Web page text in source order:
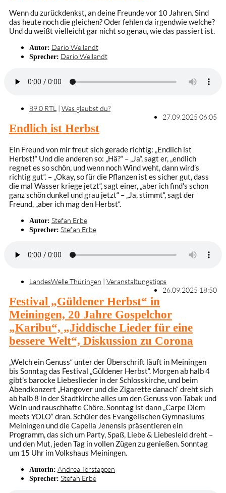
Wenn du zurückdenkst, an deine Freunde vor 10 Jahren. Sind
das heute noch die gleichen? Oder fehlen da irgendwie welche?
Und du weißt vielleicht gar nicht so genau, wie das passiert ist.
Autor: Dario Weilandt
Sprecher: Dario Weilandt
89.0 RTL Was glaubst du?
27.09.2025 06:05
Endlich ist Herbst
Ein Freund von mir freut sich gerade richtig: „Endlich ist
Herbst!“ Und die anderen so: „Hä?“ – „Ja“, sagt er, „endlich
regnet es so schön, und wenn noch Wind weht, dann wird’s
richtig gut“. – „Okay, so für die Pflanzen ist es sicher gut, dass
die mal Wasser kriege jetzt“, sagt einer, „aber ich find’s schon
ganz schön dunkel und grau jetzt“ – „Ja, stimmt“, sagt der
Freund, „aber ich mag den Herbst“.
Autor: Stefan Erbe
Sprecher: Stefan Erbe
LandesWelle Thüringen | Veranstaltungstipps
26.09.2025 18:50
Festival „Güldener Herbst“ in
Meiningen, 20 Jahre Gospelchor
„Karibu“, „Jiddische Lieder für eine
bessere Welt“, Diskussion zu Corona
„Welch ein Genuss“ unter der Überschrift läuft in Meiningen
bis Sonntag das Festival „Güldener Herbst“. Morgen ab halb 4
gibt’s barocke Liebeslieder in der Schlosskirche, und beim
Abendkonzert „Hangover und die Zigarette danach“ dreht sich
ab halb 8 in der Stadtkirche alles um den Genuss von Tabak und
Wein und rauschhafte Chöre. Sonntag ist dann „Carpe Diem
meets YOLO“ dran. Schüler des Evangelischen Gymnasiums
Meiningen und die Capella Jenensis präsentieren ein
Programm, das sich um Party, Spaß, Liebe & Liebesleid dreht –
und den Mut, jeden Tag in vollen Zügen zu genießen. Sonntag
um 15 Uhr im Volkshaus Meiningen.
Autorin: Andrea Terstappen
Sprecher: Stefan Erbe